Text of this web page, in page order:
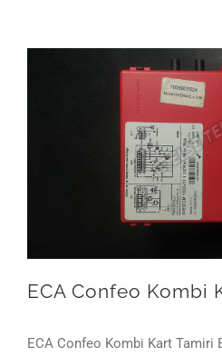
ECA Confeo Kombi
ECA Confeo Kombi Kart Tamiri